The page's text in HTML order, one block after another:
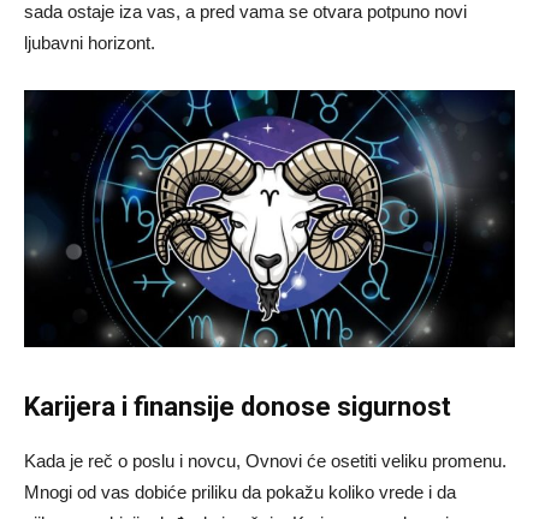
sada ostaje iza vas, a pred vama se otvara potpuno novi
ljubavni horizont.
Karijera i finansije donose sigurnost
Kada je reč o poslu i novcu, Ovnovi će osetiti veliku promenu.
Mnogi od vas dobiće priliku da pokažu koliko vrede i da